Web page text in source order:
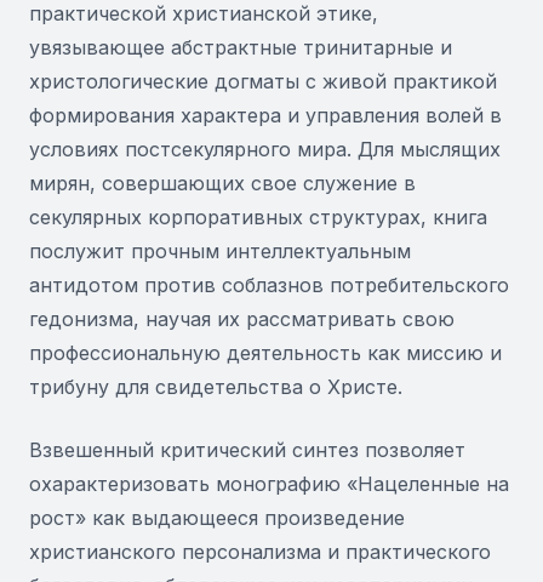
практической христианской этике,
увязывающее абстрактные тринитарные и
христологические догматы с живой практикой
формирования характера и управления волей в
условиях постсекулярного мира. Для мыслящих
мирян, совершающих свое служение в
секулярных корпоративных структурах, книга
послужит прочным интеллектуальным
антидотом против соблазнов потребительского
гедонизма, научая их рассматривать свою
профессиональную деятельность как миссию и
трибуну для свидетельства о Христе.
Взвешенный критический синтез позволяет
охарактеризовать монографию «Нацеленные на
рост» как выдающееся произведение
христианского персонализма и практического